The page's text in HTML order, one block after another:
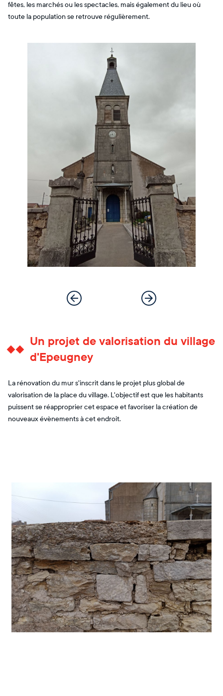
fêtes, les marchés ou les spectacles, mais également du lieu où
toute la population se retrouve régulièrement.
Un projet de valorisation du village
d'Epeugney
La rénovation du mur s'inscrit dans le projet plus global de
valorisation de la place du village. L'objectif est que les habitants
puissent se réapproprier cet espace et favoriser la création de
nouveaux évènements à cet endroit.